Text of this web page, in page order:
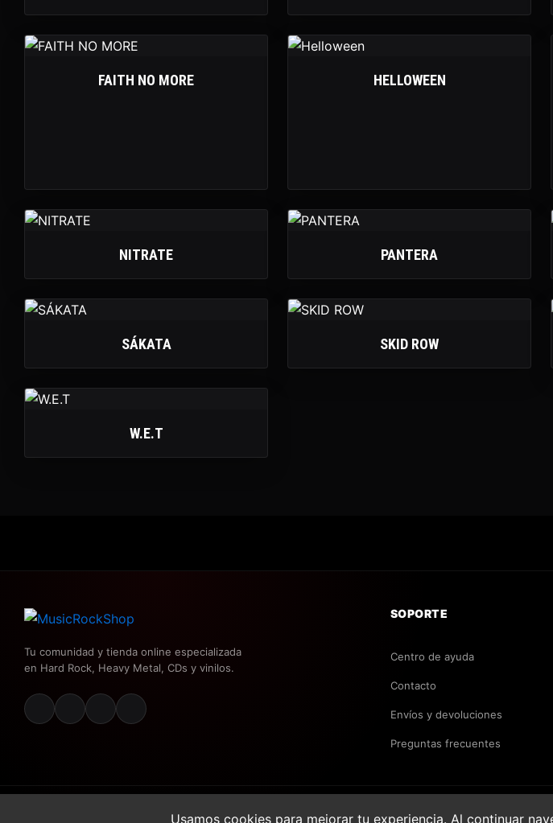
FAITH NO MORE HELLOWEEN
NITRATE PANTERA
SÁKATA SKID ROW
W.E.T
Tu comunidad y tienda online especializada
en Hard Rock, Heavy Metal, CDs y vinilos.
SOPORTE
Centro de ayuda
Contacto
Envíos y devoluciones
Preguntas frecuentes
2026 MusicRockShop. Todos los derechos reservados.Usamos cookies para mejorar tu experiencia. Al continuar